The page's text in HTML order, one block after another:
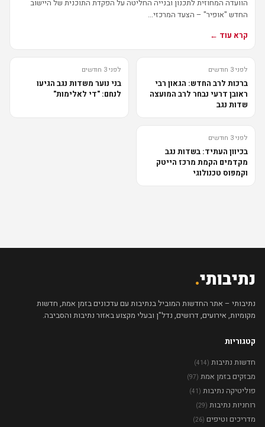
הוועדה המחוזית לתכנון ובנייה החליטה על הפקדת התוכנית של היישוב
החדש "אופיר" – הצעד המרכזי...
קרא עוד ←
לפני 3 חודשים
ברכות לרב החדש: הגאון רבי
ראובן דרעי נבחר לרב המועצה
שדות נגב
לפני 3 חודשים
בני נוער משדות נגב הגיעו
לנחם: "די לאלימות"
לפני 3 חודשים
בכיוון העתיד: בשדות נגב
מקדמים הקמת מרכז הייטק
וקמפוס טכנולוגי
נתיבותי.
נתיבותי – אתר החדשות המוביל בנתיבות עם עדכונים בזמן אמת, חדשות
מקומיות, אירועים, דרושים, נדל"ן ובעלי מקצוע באזור נתיבות והסביבה.
קטגוריות
חדשות נתיבות (414)
מבזקים בזמן אמת (97)
פוליטיקה נתיבות (41)
רוחניות נתיבות (29)
מדריכים וטיפים (26)